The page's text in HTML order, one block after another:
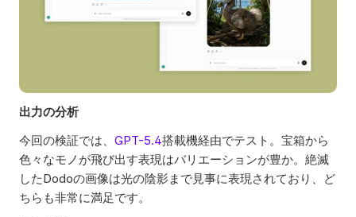
出力の分析
今回の検証では、 GPT-5.4搭載機経由でテスト。宝箱から
色々なモノが飛び出す表現はバリエーションが豊か。絶滅
したDodoの画像は光の陰影まで見事に表現されており、ど
ちらも非常に満足です。